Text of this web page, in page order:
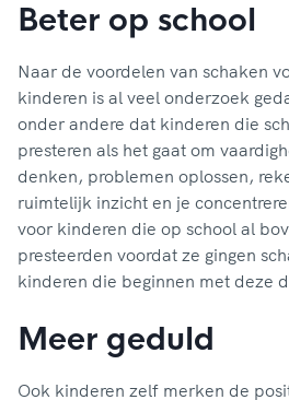
Beter op school
Naar de voordelen van schaken
kinderen is al veel onderzoek
onder andere dat kinderen die
presteren als het gaat om
denken, problemen oplossen,
ruimtelijk inzicht en je
voor kinderen die op school al
presteerden voordat ze gingen
kinderen die beginnen met deze
Meer geduld
Ook kinderen zelf merken de